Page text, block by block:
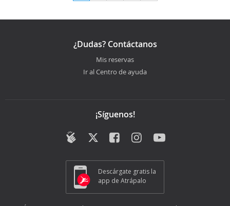
¿Dudas? Contáctanos
Mis reservas
Ir al Centro de ayuda
¡Síguenos!
Descárgate gratis la
app de Atrápalo